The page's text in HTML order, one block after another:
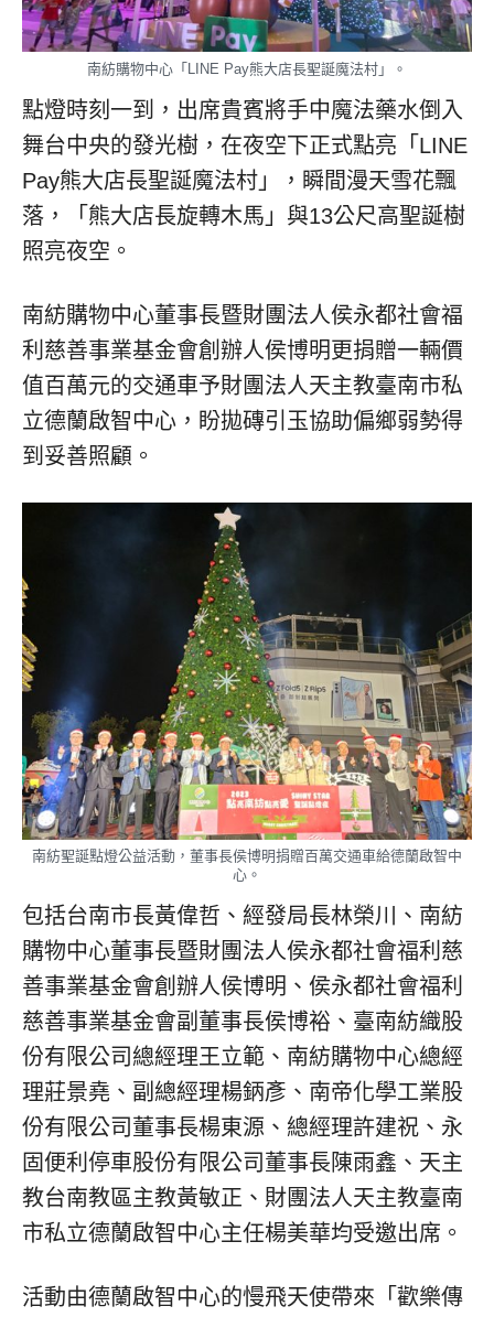
南紡購物中心「LINE Pay熊大店長聖誕魔法村」。
點燈時刻一到，出席貴賓將手中魔法藥水倒入
舞台中央的發光樹，在夜空下正式點亮「LINE
Pay熊大店長聖誕魔法村」，瞬間漫天雪花飄
落，「熊大店長旋轉木馬」與13公尺高聖誕樹
照亮夜空。
南紡購物中心董事長暨財團法人侯永都社會福
利慈善事業基金會創辦人侯博明更捐贈一輛價
值百萬元的交通車予財團法人天主教臺南市私
立德蘭啟智中心，盼拋磚引玉協助偏鄉弱勢得
到妥善照顧。
南紡聖誕點燈公益活動，董事長侯博明捐贈百萬交通車給德蘭啟智中
心。
包括台南市長黃偉哲、經發局長林榮川、南紡
購物中心董事長暨財團法人侯永都社會福利慈
善事業基金會創辦人侯博明、侯永都社會福利
慈善事業基金會副董事長侯博裕、臺南紡織股
份有限公司總經理王立範、南紡購物中心總經
理莊景堯、副總經理楊鈵彥、南帝化學工業股
份有限公司董事長楊東源、總經理許建祝、永
固便利停車股份有限公司董事長陳雨鑫、天主
教台南教區主教黃敏正、財團法人天主教臺南
市私立德蘭啟智中心主任楊美華均受邀出席。
活動由德蘭啟智中心的慢飛天使帶來「歡樂傳